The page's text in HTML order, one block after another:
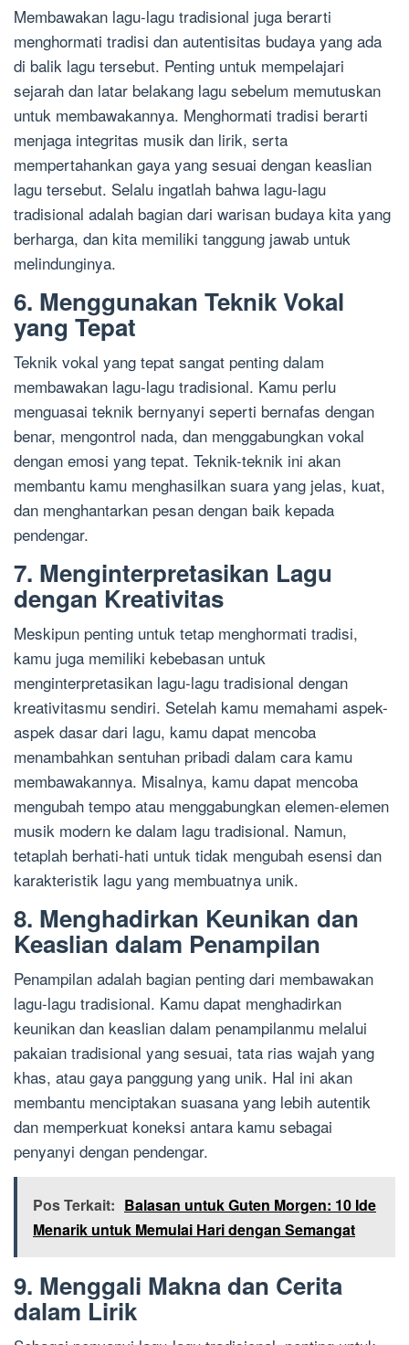
Membawakan lagu-lagu tradisional juga berarti
menghormati tradisi dan autentisitas budaya yang ada
di balik lagu tersebut. Penting untuk mempelajari
sejarah dan latar belakang lagu sebelum memutuskan
untuk membawakannya. Menghormati tradisi berarti
menjaga integritas musik dan lirik, serta
mempertahankan gaya yang sesuai dengan keaslian
lagu tersebut. Selalu ingatlah bahwa lagu-lagu
tradisional adalah bagian dari warisan budaya kita yang
berharga, dan kita memiliki tanggung jawab untuk
melindunginya.
6. Menggunakan Teknik Vokal
yang Tepat
Teknik vokal yang tepat sangat penting dalam
membawakan lagu-lagu tradisional. Kamu perlu
menguasai teknik bernyanyi seperti bernafas dengan
benar, mengontrol nada, dan menggabungkan vokal
dengan emosi yang tepat. Teknik-teknik ini akan
membantu kamu menghasilkan suara yang jelas, kuat,
dan menghantarkan pesan dengan baik kepada
pendengar.
7. Menginterpretasikan Lagu
dengan Kreativitas
Meskipun penting untuk tetap menghormati tradisi,
kamu juga memiliki kebebasan untuk
menginterpretasikan lagu-lagu tradisional dengan
kreativitasmu sendiri. Setelah kamu memahami aspek-
aspek dasar dari lagu, kamu dapat mencoba
menambahkan sentuhan pribadi dalam cara kamu
membawakannya. Misalnya, kamu dapat mencoba
mengubah tempo atau menggabungkan elemen-elemen
musik modern ke dalam lagu tradisional. Namun,
tetaplah berhati-hati untuk tidak mengubah esensi dan
karakteristik lagu yang membuatnya unik.
8. Menghadirkan Keunikan dan
Keaslian dalam Penampilan
Penampilan adalah bagian penting dari membawakan
lagu-lagu tradisional. Kamu dapat menghadirkan
keunikan dan keaslian dalam penampilanmu melalui
pakaian tradisional yang sesuai, tata rias wajah yang
khas, atau gaya panggung yang unik. Hal ini akan
membantu menciptakan suasana yang lebih autentik
dan memperkuat koneksi antara kamu sebagai
penyanyi dengan pendengar.
Pos Terkait: Balasan untuk Guten Morgen: 10 Ide
Menarik untuk Memulai Hari dengan Semangat
9. Menggali Makna dan Cerita
dalam Lirik